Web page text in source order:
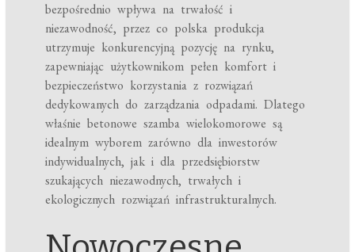
bezpośrednio wpływa na trwałość i
niezawodność, przez co polska produkcja
utrzymuje konkurencyjną pozycję na rynku,
zapewniając użytkownikom pełen komfort i
bezpieczeństwo korzystania z rozwiązań
dedykowanych do zarządzania odpadami. Dlatego
właśnie betonowe szamba wielokomorowe są
idealnym wyborem zarówno dla inwestorów
indywidualnych, jak i dla przedsiębiorstw
szukających niezawodnych, trwałych i
ekologicznych rozwiązań infrastrukturalnych.